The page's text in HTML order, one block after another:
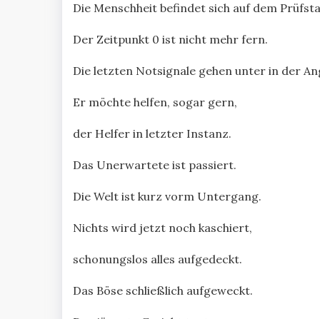
Die Menschheit befindet sich auf dem
Der Zeitpunkt 0 ist nicht mehr fern.
Die letzten Notsignale gehen unter in der
Er möchte helfen, sogar gern,
der Helfer in letzter Instanz.
Das Unerwartete ist passiert.
Die Welt ist kurz vorm Untergang.
Nichts wird jetzt noch kaschiert,
schonungslos alles aufgedeckt.
Das Böse schließlich aufgeweckt.